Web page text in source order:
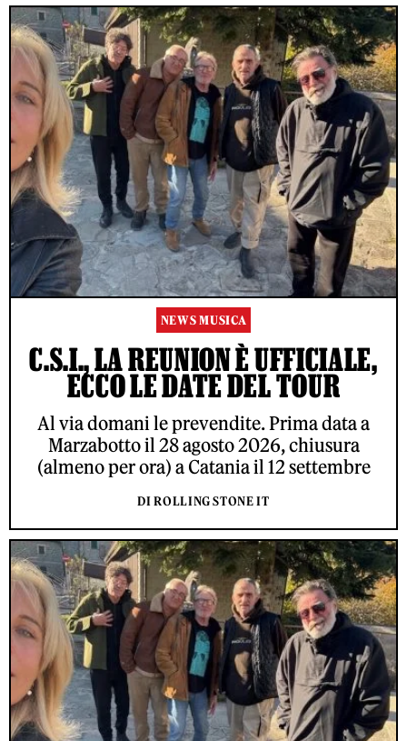
NEWS MUSICA
C.S.I., LA REUNION È UFFICIALE,
ECCO LE DATE DEL TOUR
Al via domani le prevendite. Prima data a
Marzabotto il 28 agosto 2026, chiusura
(almeno per ora) a Catania il 12 settembre
DI ROLLING STONE IT